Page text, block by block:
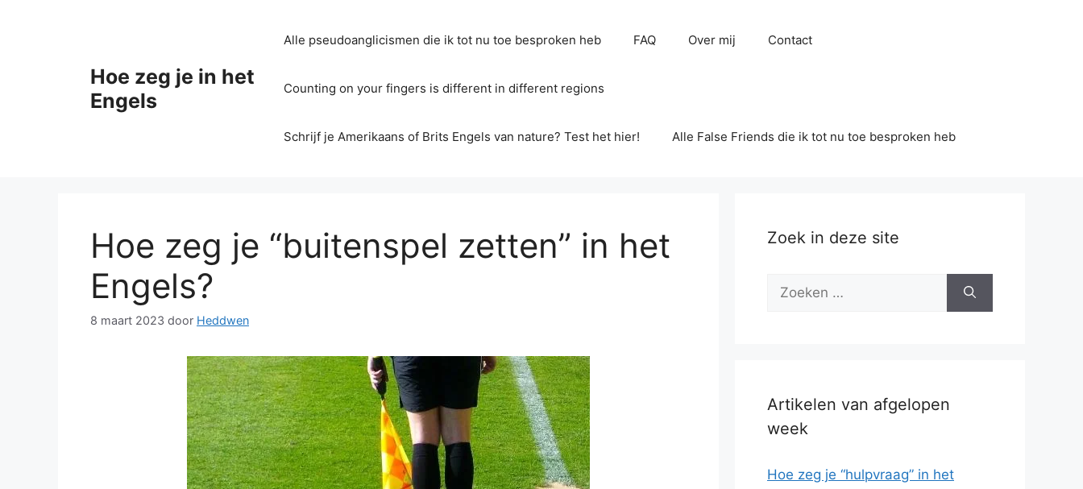
Hoe zeg je in het
Engels
Alle pseudoanglicismen die ik tot nu toe besproken heb FAQ Over mij Contact
Counting on your fingers is different in different regions
Schrijf je Amerikaans of Brits Engels van nature? Test het hier! Alle False Friends die ik tot nu toe besproken heb
Hoe zeg je “buitenspel zetten” in het
Engels?
8 maart 2023 door Heddwen
Zoek in deze site
Zoek
Artikelen van afgelopen
week
Hoe zeg je “hulpvraag” in het